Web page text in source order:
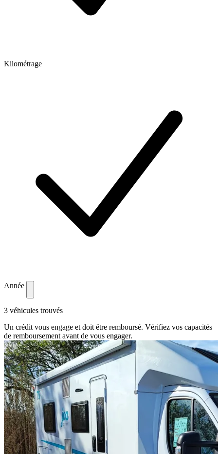
Kilométrage
Année
3 véhicules trouvés
Un crédit vous engage et doit être remboursé. Vérifiez vos capacités
de remboursement avant de vous engager.